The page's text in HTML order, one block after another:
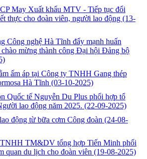
May Xuất khẩu MTV - Tiếp tục đổi
thực cho đoàn viên, người lao động (13-
Công nghệ Hà Tĩnh đẩy mạnh huấn
mừng thành công Đại hội Đảng bộ
ấm áp tại Công ty TNHH Gang thép
Hà Tĩnh (03-10-2025)
Quốc tế Nguyễn Du Plus phối hợp tổ
lao động năm 2025. (22-09-2025)
động từ bữa cơm Công đoàn (24-08-
TM&DV tổng hợp Tiến Minh phối
quan du lịch cho đoàn viên (19-08-2025)